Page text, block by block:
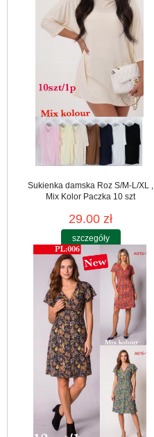
Sukienka damska Roz S/M-L/XL ,
Mix Kolor Paczka 10 szt
29.00 zł
szczegóły